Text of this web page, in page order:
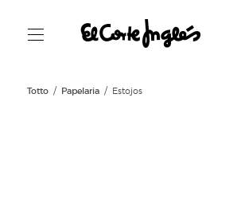
Totto Papelaria Estojos